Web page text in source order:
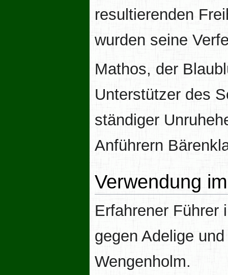
resultierenden
wurden seine
Mathos, der
Unterstützer des
ständiger
Anführern
Verwendung
Erfahrener Führer
gegen Adelige
Wengenholm.